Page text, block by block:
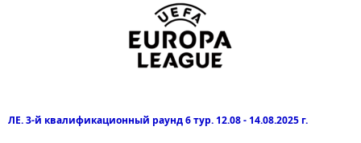
ЛЕ. 3-й квалификационный раунд 6 тур. 12.08 - 14.08.2025 г.